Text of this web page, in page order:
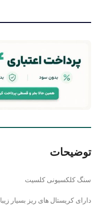
توضیحات
سنگ کلکسیونی کلسیت
دارای کریستال های ریز بسیار زیبا